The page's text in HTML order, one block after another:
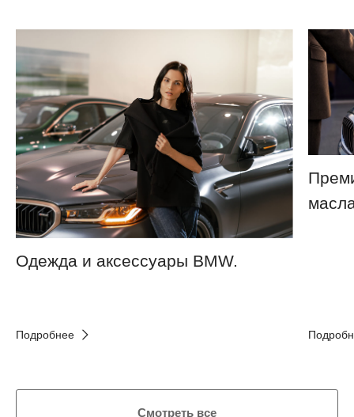
Одежда и аксессуары BMW.
Подробнее
Смотреть все